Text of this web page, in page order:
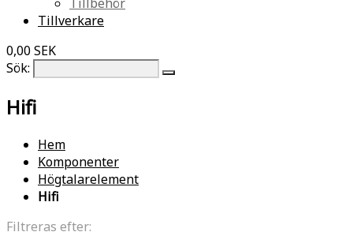
Tillverkare
0,00 SEK
Sök:
Hifi
Hem
Komponenter
Högtalarelement
Hifi
Filtreras efter: